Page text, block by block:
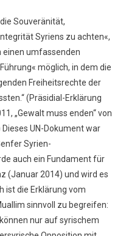
Souveränität,
Syriens zu achten«,
einen umfassenden
möglich, in dem die
Freiheitsrechte der
(Präsidial-Erklärung
„Gewalt muss enden“ von
UN-Dokument war
Syrien-
auch ein Fundament für
(Januar 2014) und wird es
ist die Erklärung vom
sinnvoll zu begreifen:
nur auf syrischem